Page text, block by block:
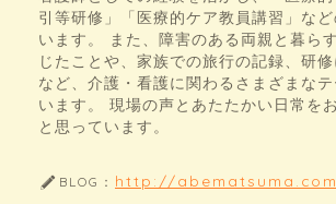
引等研修」「医療的ケア教員講習」な
います。 また、障害のある両親と暮ら
じたことや、家族での旅行の記録、研
など、介護・看護に関わるさまざまな
います。 現場の声とあたたかい日常を
と思っています。
BLOG： http://abematsuma.com